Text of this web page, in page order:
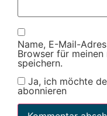
Name, E-Mail-
Browser für
speichern.
Ja, ich möchte
abonnieren